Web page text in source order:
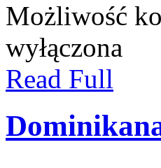
Możliwość
wyłączona
Read Full